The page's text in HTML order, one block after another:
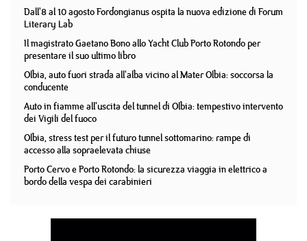
Dall'8 al 10 agosto Fordongianus ospita la nuova edizione di Forum
Literary Lab
Il magistrato Gaetano Bono allo Yacht Club Porto Rotondo per
presentare il suo ultimo libro
Olbia, auto fuori strada all'alba vicino al Mater Olbia: soccorsa la
conducente
Auto in fiamme all'uscita del tunnel di Olbia: tempestivo intervento
dei Vigili del fuoco
Olbia, stress test per il futuro tunnel sottomarino: rampe di
accesso alla sopraelevata chiuse
Porto Cervo e Porto Rotondo: la sicurezza viaggia in elettrico a
bordo della vespa dei carabinieri